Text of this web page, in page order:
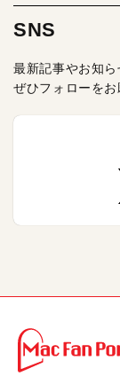
SNS
最新記事やお知
ぜひフォローをお